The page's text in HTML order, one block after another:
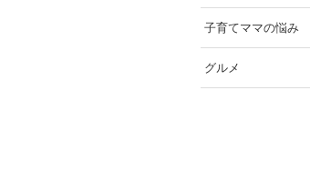
子育てママの悩み
グルメ